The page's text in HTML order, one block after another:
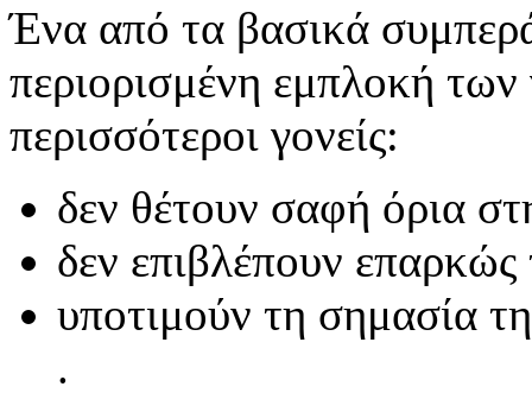
Ένα από τα βασικά
περιορισμένη εμπλοκή
περισσότεροι γονείς:
δεν θέτουν σαφή όρια
δεν επιβλέπουν
υποτιμούν τη σημασία
.